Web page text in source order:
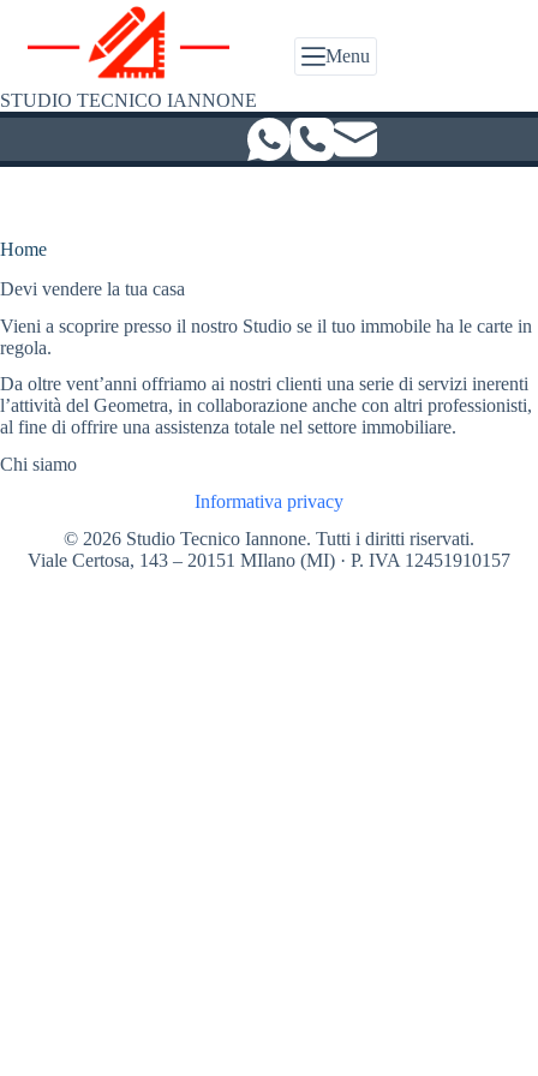
contenuto
STUDIO TECNICO IANNONE
Menu
Home
Devi vendere la tua casa
Vieni a scoprire presso il nostro Studio se il tuo immobile ha le carte in
regola.
Da oltre vent’anni offriamo ai nostri clienti una serie di servizi inerenti
l’attività del Geometra, in collaborazione anche con altri professionisti,
al fine di offrire una assistenza totale nel settore immobiliare.
Chi siamo
Informativa privacy
© 2026 Studio Tecnico Iannone. Tutti i diritti riservati.
Viale Certosa, 143 – 20151 MIlano (MI) · P. IVA 12451910157